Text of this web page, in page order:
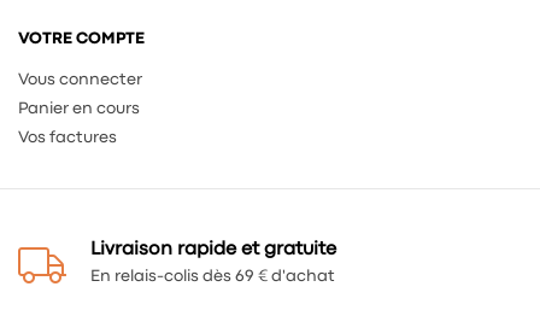
VOTRE COMPTE
Vous connecter
Panier en cours
Vos factures
Livraison rapide et gratuite
En relais-colis dès 69 € d'achat